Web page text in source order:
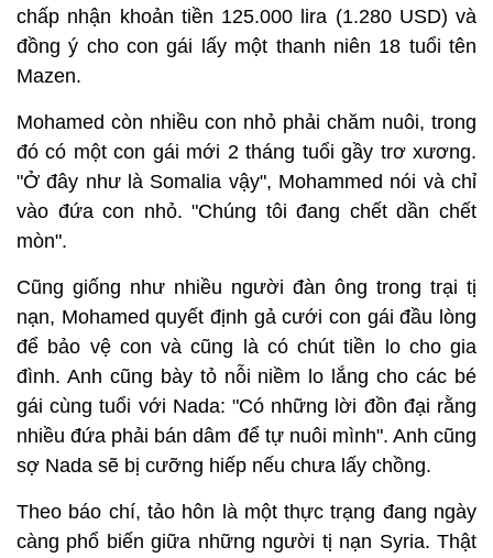
chấp nhận khoản tiền 125.000 lira (1.280 USD) và
đồng ý cho con gái lấy một thanh niên 18 tuổi tên
Mazen.
Mohamed còn nhiều con nhỏ phải chăm nuôi, trong
đó có một con gái mới 2 tháng tuổi gầy trơ xương.
"Ở đây như là Somalia vậy", Mohammed nói và chỉ
vào đứa con nhỏ. "Chúng tôi đang chết dần chết
mòn".
Cũng giống như nhiều người đàn ông trong trại tị
nạn, Mohamed quyết định gả cưới con gái đầu lòng
để bảo vệ con và cũng là có chút tiền lo cho gia
đình. Anh cũng bày tỏ nỗi niềm lo lắng cho các bé
gái cùng tuổi với Nada: "Có những lời đồn đại rằng
nhiều đứa phải bán dâm để tự nuôi mình". Anh cũng
sợ Nada sẽ bị cưỡng hiếp nếu chưa lấy chồng.
Theo báo chí, tảo hôn là một thực trạng đang ngày
càng phổ biến giữa những người tị nạn Syria. Thật